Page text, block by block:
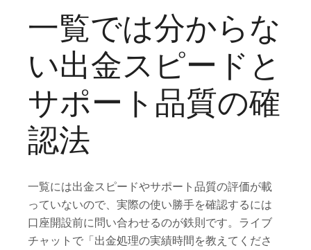
一覧では分からな
い出金スピードと
サポート品質の確
認法
一覧には出金スピードやサポート品質の評価が載
っていないので、実際の使い勝手を確認するには
口座開設前に問い合わせるのが鉄則です。ライブ
チャットで「出金処理の実績時間を教えてくださ